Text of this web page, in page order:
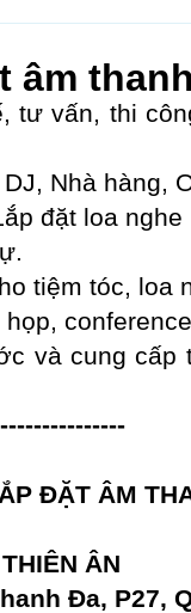
âm
tư vấn, thi
Nhà hàng,
đặt loa
tiệm tóc, loa
và cung cấp
ĐẶT ÂM
ÂN
Đa, P27,